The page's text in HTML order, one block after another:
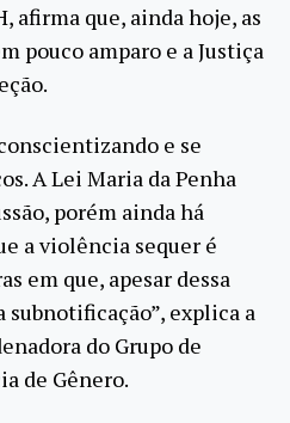
afirma que, ainda hoje, as
pouco amparo e a Justiça
e se
A Lei Maria da Penha
porém ainda há
a violência sequer é
em que, apesar dessa
subnotificação”, explica a
do Grupo de
de Gênero.